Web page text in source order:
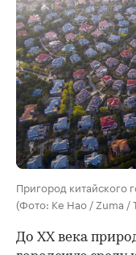
Пригород китайского
(Фото: Ke Hao / Zuma /
До XX века